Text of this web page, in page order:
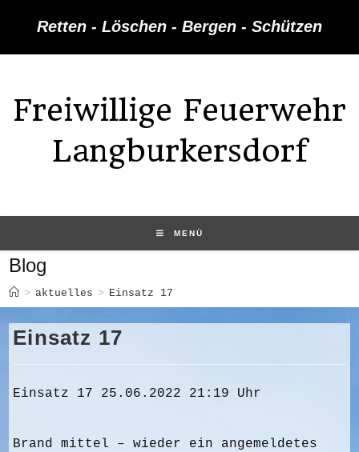
Retten - Löschen - Bergen - Schützen
Freiwillige Feuerwehr
Langburkersdorf
MENÜ
Blog
> aktuelles > Einsatz 17
Einsatz 17
Einsatz 17 25.06.2022 21:19 Uhr
Brand mittel – wieder ein angemeldetes